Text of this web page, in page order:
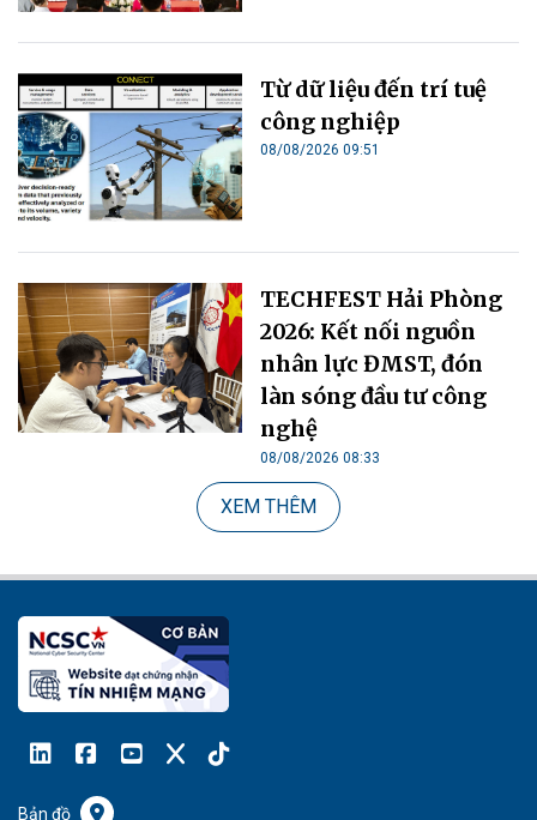
Từ dữ liệu đến trí tuệ
công nghiệp
08/08/2026 09:51
TECHFEST Hải Phòng
2026: Kết nối nguồn
nhân lực ĐMST, đón
làn sóng đầu tư công
nghệ
08/08/2026 08:33
XEM THÊM
Bản đồ